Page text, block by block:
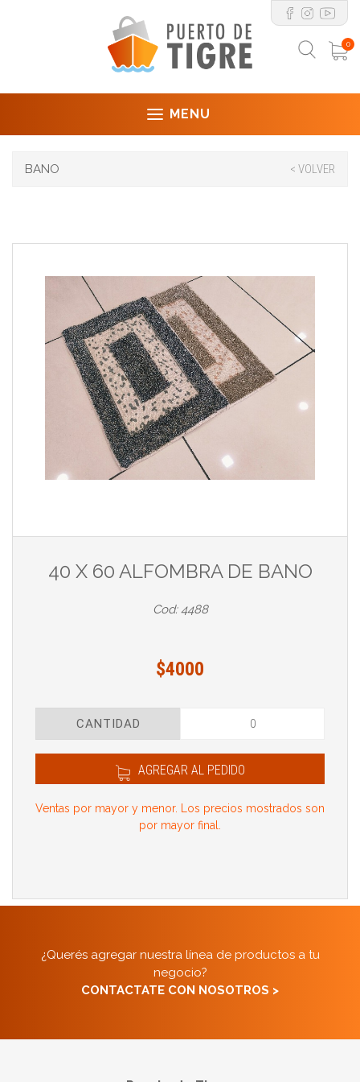
0
MENU
BANO < VOLVER
40 X 60 ALFOMBRA DE BANO
Cod: 4488
$4000
CANTIDAD
AGREGAR AL PEDIDO
Ventas por mayor y menor. Los precios mostrados son
por mayor final.
¿Querés agregar nuestra línea de productos a tu
negocio?
CONTACTATE CON NOSOTROS >